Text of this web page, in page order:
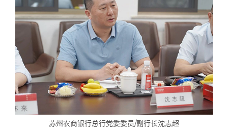
苏州农商银行总行党委委员/副行长沈志超